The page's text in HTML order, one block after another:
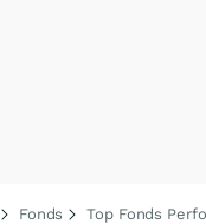
Fonds Top Fonds